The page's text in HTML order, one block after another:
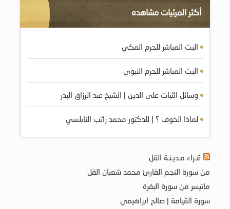
أكثر المرئيات مشاهده
البث المباشر للحرم المكي
البث المباشر للحرم النبوي
وسائل الثبات على الدين | الشيخ عبد الرزاق البدر
لماذا الخوف ؟ | للدكتور محمد راتب النابلسي
قـراء مـديـنـة القل
من سورة النجم القارئ محمد شعبان القل
ماتيسر من سورة البقرة
سورة القيامة | صالح ابراهيمي